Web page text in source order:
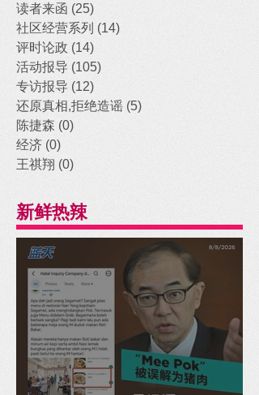
读者来函 (25)
社区经营系列 (14)
评时论政 (14)
活动报导 (105)
专访报导 (12)
还原真相,拒绝造谣 (5)
陈捷森 (0)
经济 (0)
王祺翔 (0)
新鲜热辣